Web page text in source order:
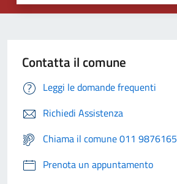
Contatta il comune
Leggi le domande frequenti
Richiedi Assistenza
Chiama il comune 011 9876165
Prenota un appuntamento